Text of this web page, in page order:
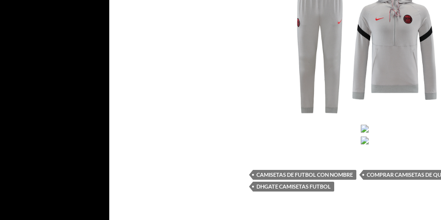
CAMISETAS DE FUTBOL CON NOMBRE
COMPRAR CAMISETAS DE
DHGATE CAMISETAS FUTBOL